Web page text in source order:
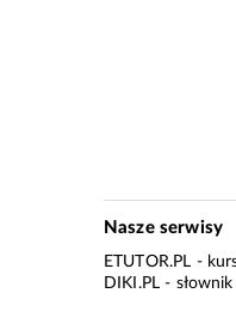
Nasze serwisy
ETUTOR.PL -
DIKI.PL -